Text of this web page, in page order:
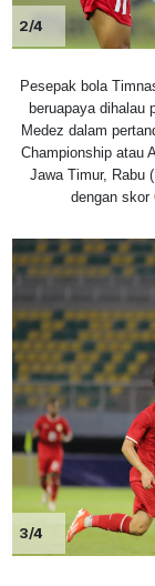
2/4
Pesepak bola
beruapaya dihalau
Medez dalam
Championship atau
Jawa Timur, Rabu
dengan skor
3/4